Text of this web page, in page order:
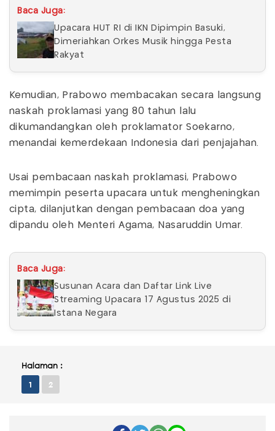
Baca Juga:
Upacara HUT RI di IKN Dipimpin Basuki,
Dimeriahkan Orkes Musik hingga Pesta
Rakyat
Kemudian, Prabowo membacakan secara langsung
naskah proklamasi yang 80 tahun lalu
dikumandangkan oleh proklamator Soekarno,
menandai kemerdekaan Indonesia dari penjajahan.
Usai pembacaan naskah proklamasi, Prabowo
memimpin peserta upacara untuk mengheningkan
cipta, dilanjutkan dengan pembacaan doa yang
dipandu oleh Menteri Agama, Nasaruddin Umar.
Baca Juga:
Susunan Acara dan Daftar Link Live
Streaming Upacara 17 Agustus 2025 di
Istana Negara
Halaman :
1 2